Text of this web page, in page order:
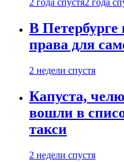
2 года спустя2 года
В Петербурге
права для
2 недели спустя
Капуста,
вошли в
такси
2 недели спустя